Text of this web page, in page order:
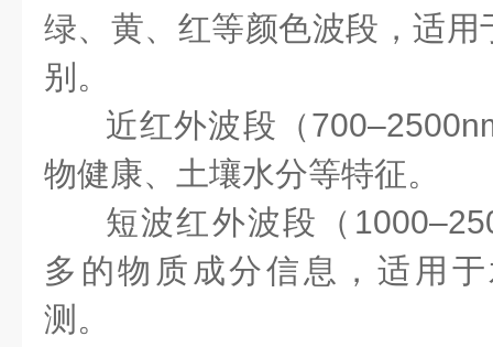
绿、黄、红等颜色波段，适
别。
近红外波段（
物健康、土壤水分等特征。
短波红外波段（
多的物质成分信息，适用
测。